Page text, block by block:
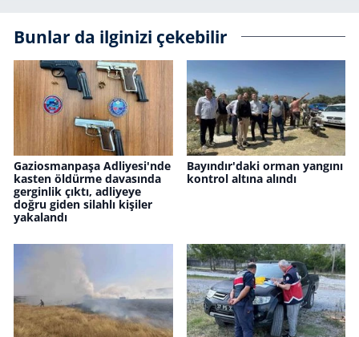
Bunlar da ilginizi çekebilir
Gaziosmanpaşa Adliyesi'nde
kasten öldürme davasında
gerginlik çıktı, adliyeye
doğru giden silahlı kişiler
yakalandı
Bayındır'daki orman yangını
kontrol altına alındı